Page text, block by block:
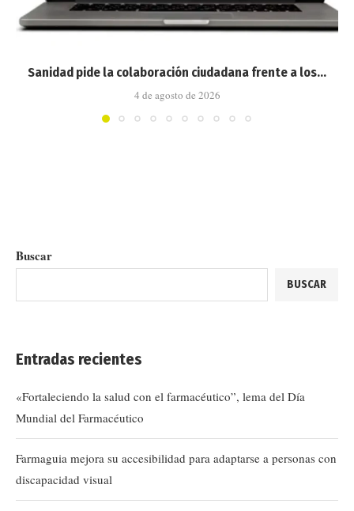
Sanidad pide la colaboración ciudadana frente a los...
4 de agosto de 2026
Buscar
BUSCAR
Entradas recientes
«Fortaleciendo la salud con el farmacéutico”, lema del Día
Mundial del Farmacéutico
Farmaguia mejora su accesibilidad para adaptarse a personas con
discapacidad visual